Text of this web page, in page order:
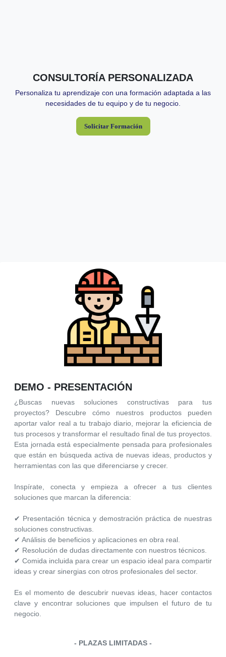
CONSULTORÍA PERSONALIZADA
Personaliza tu aprendizaje con una formación adaptada a las
necesidades de tu equipo y de tu negocio.
Solicitar Formación
DEMO - PRESENTACIÓN
¿Buscas nuevas soluciones constructivas para tus
proyectos? Descubre cómo nuestros productos pueden
aportar valor real a tu trabajo diario, mejorar la eficiencia de
tus procesos y transformar el resultado final de tus proyectos.
Esta jornada está especialmente pensada para profesionales
que están en búsqueda activa de nuevas ideas, productos y
herramientas con las que diferenciarse y crecer.
Inspírate, conecta y empieza a ofrecer a tus clientes
soluciones que marcan la diferencia:
✔ Presentación técnica y demostración práctica de nuestras
soluciones constructivas.
✔ Análisis de beneficios y aplicaciones en obra real.
✔ Resolución de dudas directamente con nuestros técnicos.
✔ Comida incluida para crear un espacio ideal para compartir
ideas y crear sinergias con otros profesionales del sector.
Es el momento de descubrir nuevas ideas, hacer contactos
clave y encontrar soluciones que impulsen el futuro de tu
negocio.
- PLAZAS LIMITADAS -